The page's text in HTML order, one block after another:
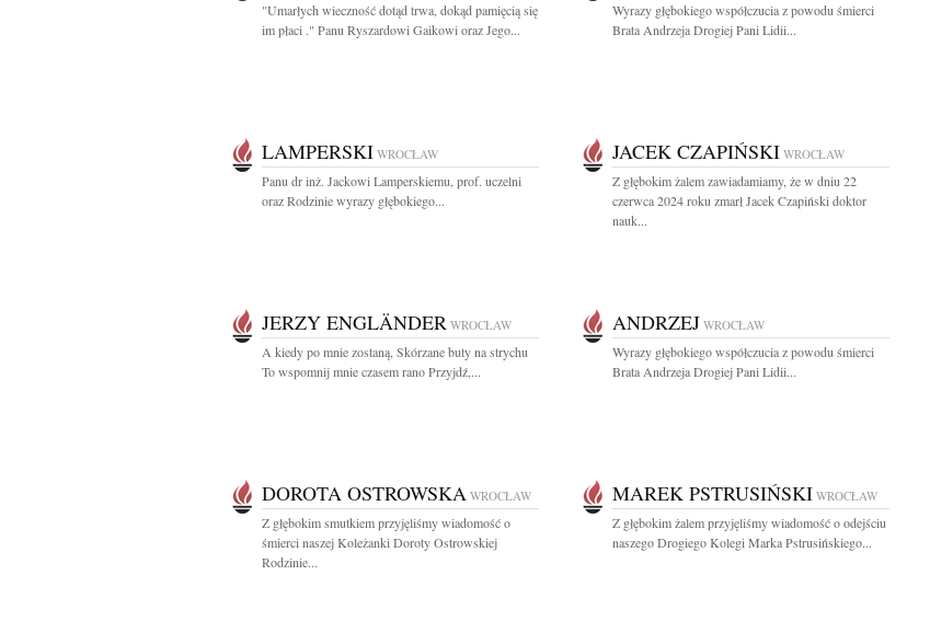
"Umarłych wieczność dotąd trwa, dokąd pamięcią się
im płaci ." Panu Ryszardowi Gaikowi oraz Jego...
Wyrazy głębokiego współczucia z powodu śmierci
Brata Andrzeja Drogiej Pani Lidii...
LAMPERSKI WROCŁAW
Panu dr inż. Jackowi Lamperskiemu, prof. uczelni
oraz Rodzinie wyrazy głębokiego...
JACEK CZAPIŃSKI WROCŁAW
Z głębokim żalem zawiadamiamy, że w dniu 22
czerwca 2024 roku zmarł Jacek Czapiński doktor
nauk...
JERZY ENGLÄNDER WROCŁAW
A kiedy po mnie zostaną, Skórzane buty na strychu
To wspomnij mnie czasem rano Przyjdź,...
ANDRZEJ WROCŁAW
Wyrazy głębokiego współczucia z powodu śmierci
Brata Andrzeja Drogiej Pani Lidii...
DOROTA OSTROWSKA WROCŁAW
Z głębokim smutkiem przyjęliśmy wiadomość o
śmierci naszej Koleżanki Doroty Ostrowskiej
Rodzinie...
MAREK PSTRUSIŃSKI WROCŁAW
Z głębokim żalem przyjęliśmy wiadomość o odejściu
naszego Drogiego Kolegi Marka Pstrusińskiego...